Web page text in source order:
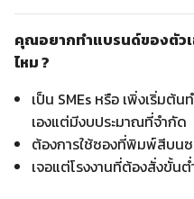
คุณอยากทำแบรนด์ของตัว
ไหม ?
เป็น SMEs หรือ เพิ่งเริ่มต้
เองแต่มีงบประมาณที่จำกัด
ต้องการใช้ซองที่พิมพ์สีบน
เจอแต่โรงงานที่ต้องสั่งขั้น